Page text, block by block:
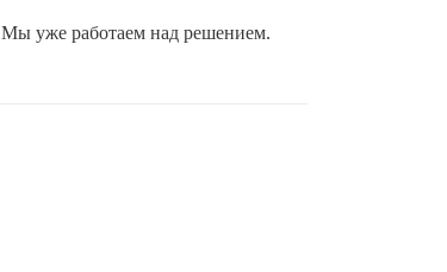
Мы уже работаем над решением.